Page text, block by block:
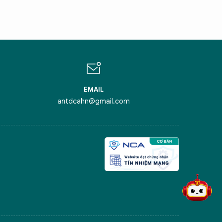
EMAIL
antdcahn@gmail.com
nghẽn của Thủ đô